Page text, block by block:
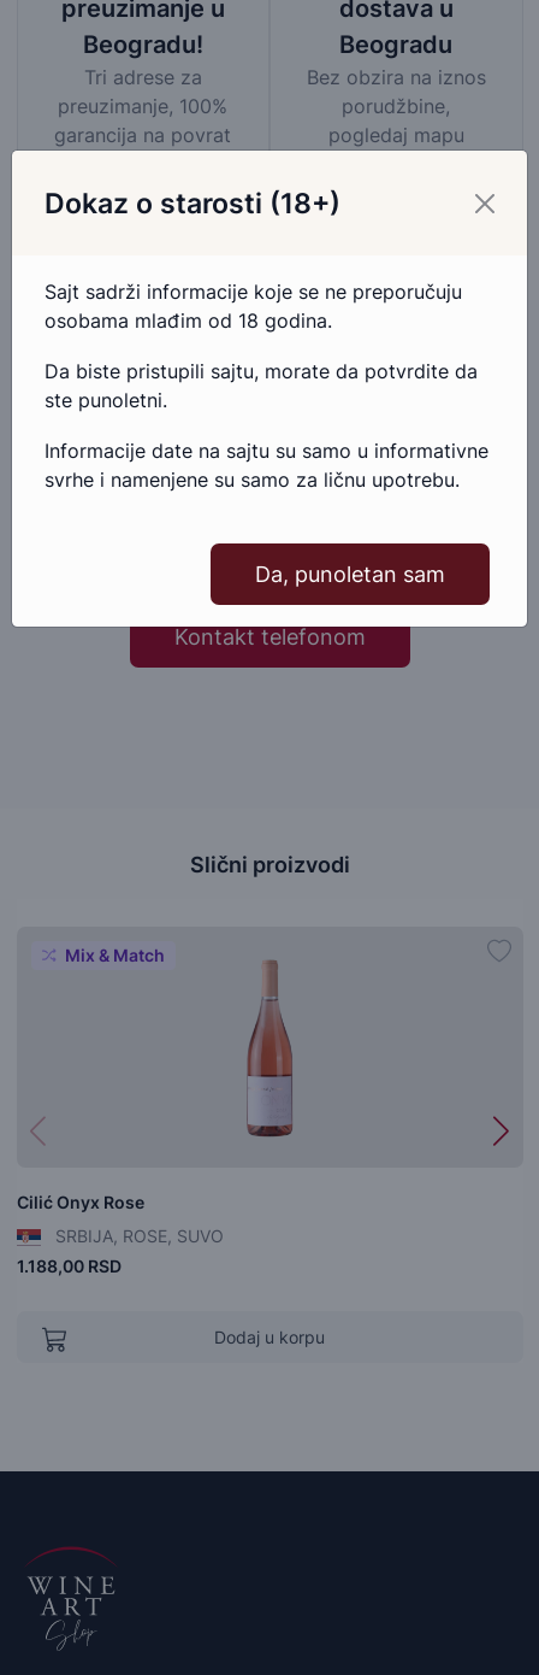
preuzimanje u
Beogradu!
Tri adrese za
preuzimanje, 100%
garancija na povrat
dostava u
Beogradu
Bez obzira na iznos
porudžbine,
pogledaj mapu
Imate pitanja u vezi ovog proizvoda?
Ako imate bilo kakva pitanja ili nedoumice u vezi ovog
proizvoda, slobodno nam se obratite.
Pošaljite email
Kontakt telefonom
Slični proizvodi
Mix & Match
Cilić Onyx Rose
SRBIJA, ROSE, SUVO
1.188,00 RSD
Dodaj u korpu
Dokaz o starosti (18+)
Sajt sadrži informacije koje se ne preporučuju
osobama mlađim od 18 godina.
Da biste pristupili sajtu, morate da potvrdite da
ste punoletni.
Informacije date na sajtu su samo u informativne
svrhe i namenjene su samo za ličnu upotrebu.
Da, punoletan sam